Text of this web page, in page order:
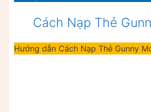
Cách Nạp Thẻ
Hướng dẫn Cách Nạp Thẻ Gunny